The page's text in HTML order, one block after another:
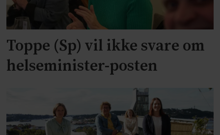
Toppe (Sp) vil ikke svare om
helseminister-posten